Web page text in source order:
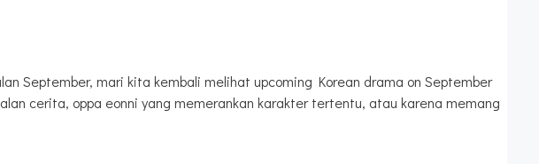
September, mari kita kembali melihat upcoming Korean drama on September
cerita, oppa eonni yang memerankan karakter tertentu, atau karena memang